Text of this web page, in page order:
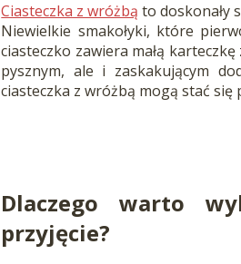
Ciasteczka z wróżbą to doskonały
Niewielkie smakołyki, które
ciasteczko zawiera małą
pysznym, ale i zaskakującym
ciasteczka z wróżbą mogą stać
Dlaczego warto
przyjęcie?